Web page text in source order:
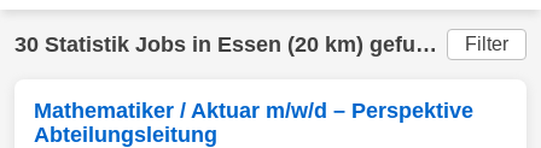
30 Statistik Jobs in Essen (20 km) gefunden Filter
Mathematiker / Aktuar m/w/d – Perspektive
Abteilungsleitung